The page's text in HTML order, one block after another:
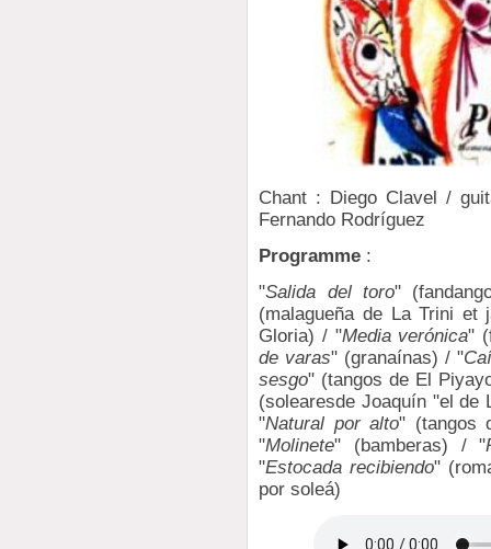
Chant : Diego Clavel /
Fernando Rodríguez
Programme :
"Salida del toro"
(malagueña de La Trini et
Gloria) / "Media verónica"
de varas" (granaínas) / "
sesgo" (tangos de El
(solearesde Joaquín "el de
"Natural por alto" (tangos
"Molinete" (bamberas) / "
"Estocada recibiendo"
por soleá)